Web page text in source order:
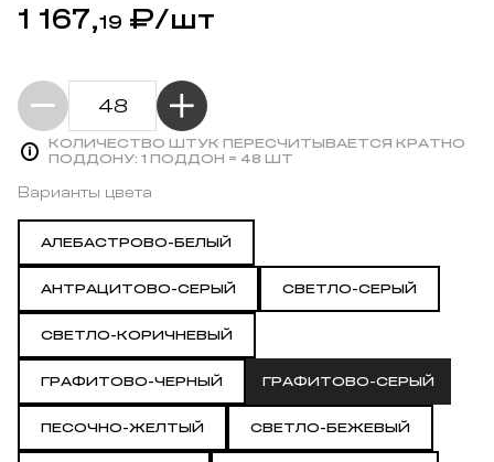
1 167,19 ₽/шт
Варианты цвета
АЛЕБАСТРОВО-БЕЛЫЙ
АНТРАЦИТОВО-СЕРЫЙ СВЕТЛО-СЕРЫЙ
СВЕТЛО-КОРИЧНЕВЫЙ
ГРАФИТОВО-ЧЕРНЫЙ ГРАФИТОВО-СЕРЫЙ
ПЕСОЧНО-ЖЕЛТЫЙ СВЕТЛО-БЕЖЕВЫЙ
КОЛИЧЕСТВО ШТУК ПЕРЕСЧИТЫВАЕТСЯ КРАТНО
ПОДДОНУ: 1 ПОДДОН = 48 ШТ